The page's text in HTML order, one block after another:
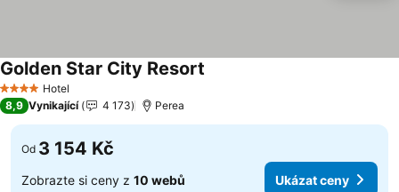
4 Počet hvězdiček
Hotel
Golden Star City Resort
8,9 Vynikající 4 173 Perea
Od 3 154 Kč
Zobrazte si ceny z 10 webů Ukázat ceny